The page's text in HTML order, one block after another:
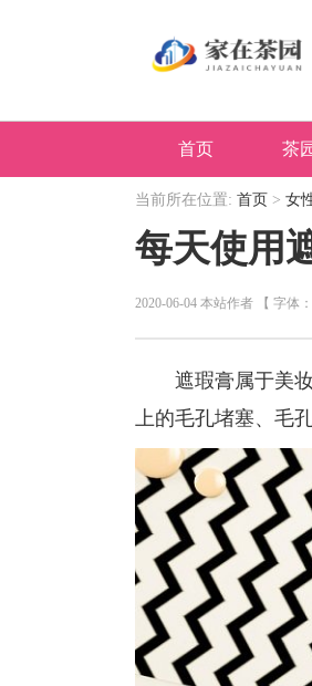
首页 茶
当前所在位置: 首页 > 女
每天使用
2020-06-04 本站作者 【 字体：
遮瑕膏属于美妆
上的毛孔堵塞、毛